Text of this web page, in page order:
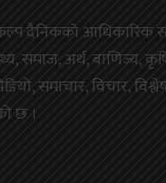
दैनिकको आधिकारिक
समाज, अर्थ, बाणिज्य,
समाचार, विचार,
छ ।